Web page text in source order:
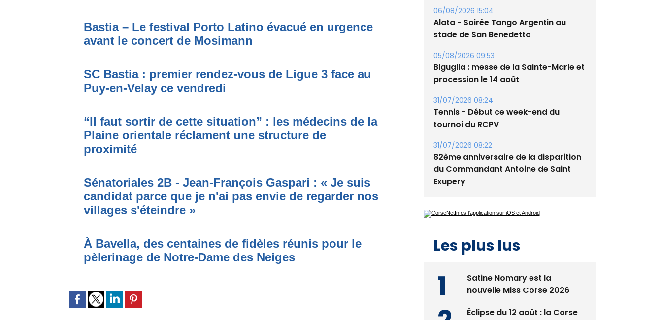
Bastia – Le festival Porto Latino évacué en urgence
avant le concert de Mosimann
SC Bastia : premier rendez-vous de Ligue 3 face au
Puy-en-Velay ce vendredi
“Il faut sortir de cette situation” : les médecins de la
Plaine orientale réclament une structure de
proximité
Sénatoriales 2B - Jean-François Gaspari : « Je suis
candidat parce que je n'ai pas envie de regarder nos
villages s'éteindre »
À Bavella, des centaines de fidèles réunis pour le
pèlerinage de Notre-Dame des Neiges
étoiles
06/08/2026 15:04
stade de San Benedetto
05/08/2026 09:53
procession le 14 août
31/07/2026 08:24
tournoi du RCPV
31/07/2026 08:22
82ème anniversaire de la disparition
nouvelle Miss Corse 2026